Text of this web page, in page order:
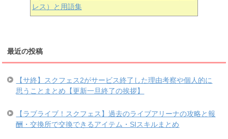
レス）と用語集
最近の投稿
【サ終】スクフェス2がサービス終了した理由考察や個人的に
思うことまとめ【更新一旦終了の挨拶】
【ラブライブ！スクフェス】過去のライブアリーナの攻略と報
酬・交換所で交換できるアイテム・SIスキルまとめ